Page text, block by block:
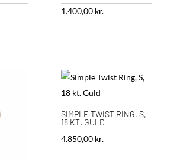
1.400,00 kr.
SIMPLE TWIST RING, S,
18 KT. GULD
4.850,00 kr.